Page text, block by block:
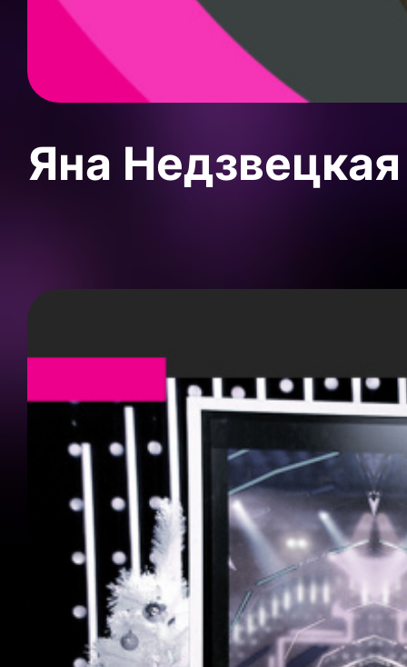
Яна Недзвецкая